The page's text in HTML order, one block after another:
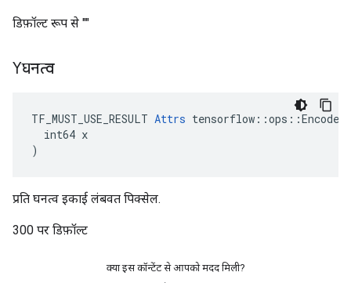
डिफ़ॉल्ट रूप से ""
Yघनत्व
TF_MUST_USE_RESULT Attrs
  int64 x
)
प्रति घनत्व इकाई लंबवत पिक्सेल.
300 पर डिफ़ॉल्ट
क्या इस कॉन्टेंट से आपको मदद मिली?